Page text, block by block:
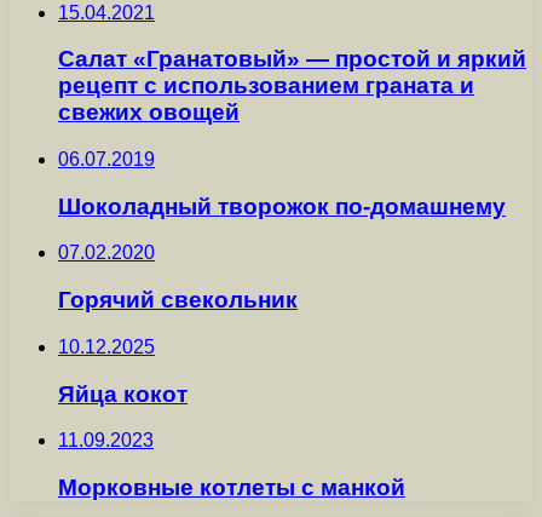
15.04.2021
Салат «Гранатовый» — простой и яркий
рецепт с использованием граната и
свежих овощей
06.07.2019
Шоколадный творожок по-домашнему
07.02.2020
Горячий свекольник
10.12.2025
Яйца кокот
11.09.2023
Морковные котлеты с манкой